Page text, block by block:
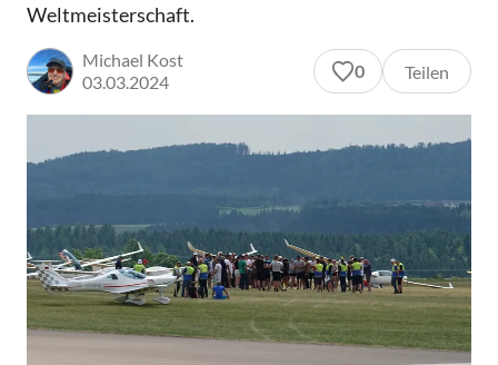
Weltmeisterschaft.
Michael Kost
03.03.2024
0 Teilen